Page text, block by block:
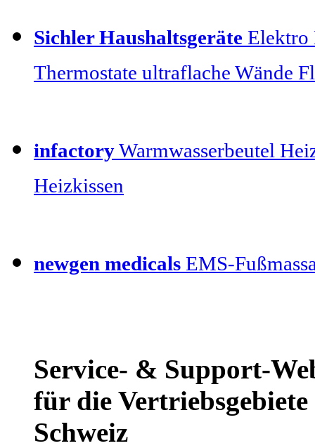
Sichler Haushaltsgeräte Elektro
Thermostate ultraflache Wände
infactoryWarmwasserbeutel
Heizkissen
newgen medicals EMS-
Service- & Support-
für die
Schweiz